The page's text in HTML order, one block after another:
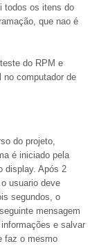
todos os itens do
que nao é
do RPM e
no computador de
do projeto,
é iniciado pela
display. Após 2
usuario deve
segundos, o
mensagem
e salvar
faz o mesmo